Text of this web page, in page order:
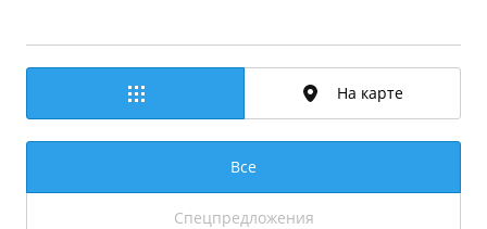
На карте
Все
Спецпредложения